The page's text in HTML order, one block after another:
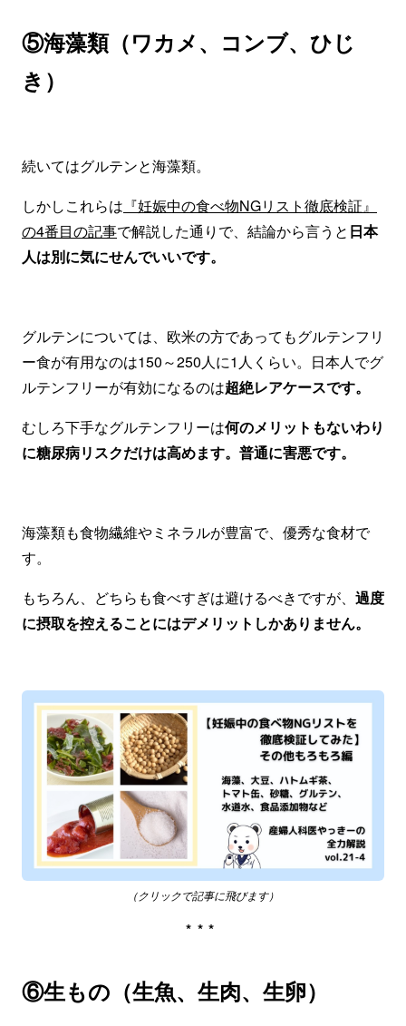
⑤海藻類（ワカメ、コンブ、ひじ
き）
続いてはグルテンと海藻類。
しかしこれらは 『妊娠中の食べ物NGリスト徹底検証』
の4番目の記事で解説した通りで、結論から言うと 日本
人は別に気にせんでいいです。
グルテンについては、欧米の方であってもグルテンフリ
ー食が有用なのは150～250人に1人くらい。日本人でグ
ルテンフリーが有効になるのは超絶レアケースです。
むしろ下手なグルテンフリーは何のメリットもないわり
に糖尿病リスクだけは高めます。普通に害悪です。
海藻類も食物繊維やミネラルが豊富で、優秀な食材で
す。
もちろん、どちらも食べすぎは避けるべきですが、 過度
に摂取を控えることにはデメリットしかありません。
（クリックで記事に飛びます）
***
⑥生もの（生魚、生肉、生卵）